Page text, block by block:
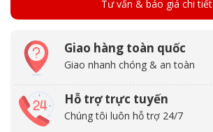
Tư vấn & báo giá chi tiết
Giao hàng toàn quốc
Giao nhanh chóng & an toàn
Hỗ trợ trực tuyến
Chúng tôi luôn hỗ trợ 24/7